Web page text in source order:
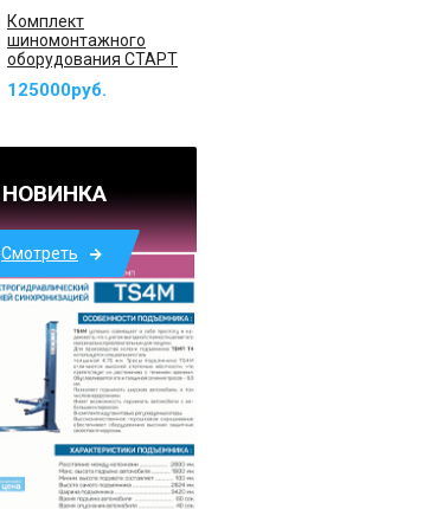
Комплект
шиномонтажного
оборудования СТАРТ
125000руб.
НОВИНКА
Смотреть